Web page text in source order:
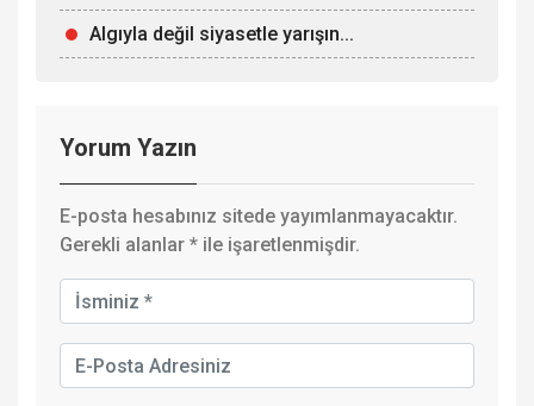
Algıyla değil siyasetle yarışın...
Yorum Yazın
E-posta hesabınız sitede yayımlanmayacaktır.
Gerekli alanlar * ile işaretlenmişdir.